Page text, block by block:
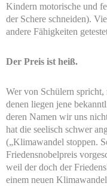
Kindern motorische und
der Schere schneiden).
andere Fähigkeiten
Der Preis ist heiß.
Wer von Schülern spricht,
denen liegen jene
deren Namen wir uns
hat die seelisch schwer
(„Klimawandel stoppen.
Friedensnobelpreis
weil der doch der
einem neuen